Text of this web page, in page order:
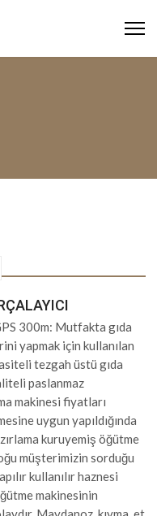
300m: Mutfakta gıda
yapmak için kullanılan
tezgah üstü gıda
paslanmaz
makinesi fiyatları
uygun yapıldığında
kuruyemiş öğütme
müşterimizin sorduğu
kullanılır haznesi
makinesinin